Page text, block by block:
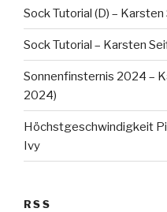
Sock Tutorial (D) – Karsten
Sock Tutorial – Karsten
Sonnenfinsternis 2024 –
2024)
Höchstgeschwindigkeit
Ivy
RSS